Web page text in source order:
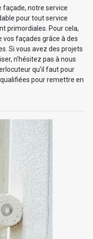
façade, notre service
pour tout service
primordiales. Pour cela,
vos façades grâce à des
Si vous avez des projets
n’hésitez pas à nous
qu’il faut pour
pour remettre en